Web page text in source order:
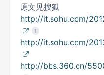
原文见搜狐
http://it.sohu.com/
1
http://it.sohu.com/
http://bbs.360.cn/